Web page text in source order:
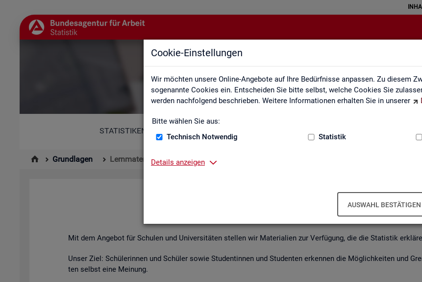
Cookie-Einstellungen
Wir möchten unsere Online-Angebote auf Ihre Bedürfnisse anpassen. Zu diesem
sogenannte Cookies ein. Entscheiden Sie bitte selbst, welche Cookies Sie
werden nachfolgend beschrieben. Weitere Informationen erhalten Sie in unserer
Bitte wählen Sie aus:
Technisch Notwendig
Statistik
Details anzeigen
AUSWAHL BESTÄTIGEN
Lernmaterialien
STATISTIKEN
Grundlagen Lernmaterialien
Lern­ma­te­ria­li­en
An­ge­bo­te für Schu­len und Uni­ver­si­tä­ten
Mit dem An­ge­bot für Schu­len und Uni­ver­si­tä­ten stel­len wir Ma­te­ria­li­en zur Ver­fü­gung, die die Sta­tis­tik
Unser Ziel: Schü­le­rin­nen und Schü­ler sowie Stu­den­tin­nen und Stu­den­ten er­ken­nen die Mög­lich­kei­ten und
ten selbst eine Mei­nung.